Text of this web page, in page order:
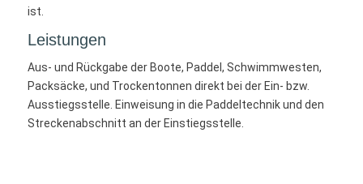
ist.
Leistungen
Aus- und Rückgabe der Boote, Paddel, Schwimmwesten,
Packsäcke, und Trockentonnen direkt bei der Ein- bzw.
Ausstiegsstelle. Einweisung in die Paddeltechnik und den
Streckenabschnitt an der Einstiegsstelle.